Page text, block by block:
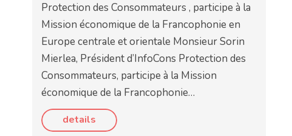
Protection des Consommateurs , participe à la
Mission économique de la Francophonie en
Europe centrale et orientale Monsieur Sorin
Mierlea, Président d’InfoCons Protection des
Consommateurs, participe à la Mission
économique de la Francophonie…
details